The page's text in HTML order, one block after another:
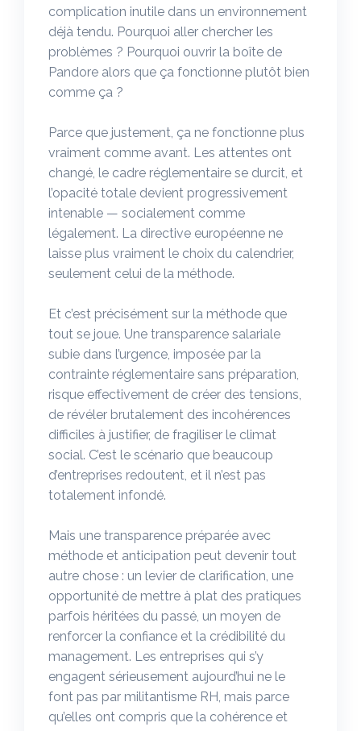
complication inutile dans un environnement
déjà tendu. Pourquoi aller chercher les
problèmes ? Pourquoi ouvrir la boîte de
Pandore alors que ça fonctionne plutôt bien
comme ça ?
Parce que justement, ça ne fonctionne plus
vraiment comme avant. Les attentes ont
changé, le cadre réglementaire se durcit, et
l’opacité totale devient progressivement
intenable — socialement comme
légalement. La directive européenne ne
laisse plus vraiment le choix du calendrier,
seulement celui de la méthode.
Et c’est précisément sur la méthode que
tout se joue. Une transparence salariale
subie dans l’urgence, imposée par la
contrainte réglementaire sans préparation,
risque effectivement de créer des tensions,
de révéler brutalement des incohérences
difficiles à justifier, de fragiliser le climat
social. C’est le scénario que beaucoup
d’entreprises redoutent, et il n’est pas
totalement infondé.
Mais une transparence préparée avec
méthode et anticipation peut devenir tout
autre chose : un levier de clarification, une
opportunité de mettre à plat des pratiques
parfois héritées du passé, un moyen de
renforcer la confiance et la crédibilité du
management. Les entreprises qui s’y
engagent sérieusement aujourd’hui ne le
font pas par militantisme RH, mais parce
qu’elles ont compris que la cohérence et